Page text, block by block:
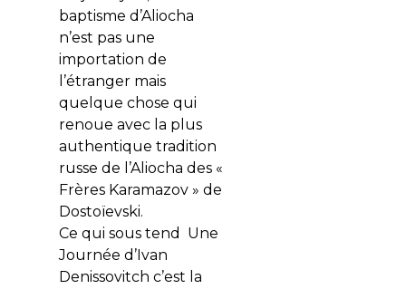
baptisme d’Aliocha
n’est pas une
importation de
l’étranger mais
quelque chose qui
renoue avec la plus
authentique tradition
russe de l’Aliocha des «
Frères Karamazov » de
Dostoïevski.
Ce qui sous tend Une
Journée d’Ivan
Denissovitch c’est la